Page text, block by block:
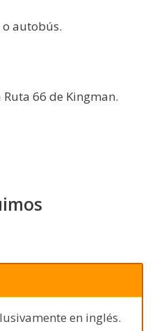
autobús.
66 de Kingman.
en inglés.